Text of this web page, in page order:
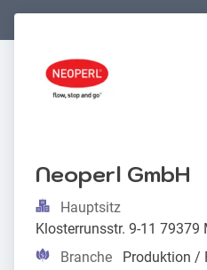
Neoperl GmbH
Hauptsitz
Klosterrunsstr. 9-11
Branche
Produktion /